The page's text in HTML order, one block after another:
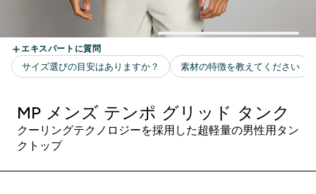
MP メンズ テンポ グリッド タンク
クーリングテクノロジーを採用した超軽量の男性用タン
クトップ